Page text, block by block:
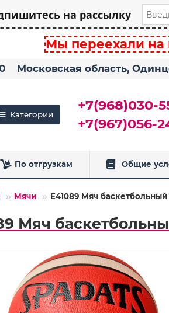
на рассылку
Мы переехали на
Московская область,
Категории
+7(968)030-
+7(967)056-
По отгрузкам Общие
Мячи E41089 Мяч
Мяч